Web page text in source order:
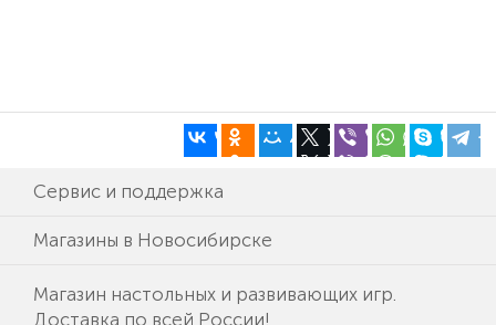
Сервис и поддержка
Магазины в Новосибирске
Магазин настольных и развивающих игр.
Доставка по всей России!